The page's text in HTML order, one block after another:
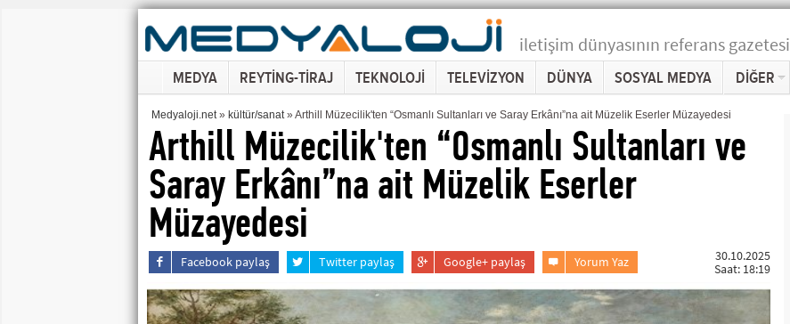
iletişim dünyasının referans gazetesi
MEDYA REYTİNG-TİRAJ TEKNOLOJİ TELEVİZYON DÜNYA SOSYAL MEDYA DİĞER
Arthill Müzecilik'ten “Osmanlı Sultanları ve
Saray Erkânı”na ait Müzelik Eserler
Müzayedesi
Medyaloji.net» kültür/sanat» Arthill Müzecilik'ten “Osmanlı Sultanları ve Saray Erkânı”na ait Müzelik Eserler Müzayedesi
Facebook paylaş Twitter paylaş Google+ paylaş Yorum Yaz
30.10.2025
Saat: 18:19